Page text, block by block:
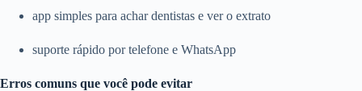
app simples para achar dentistas e ver o extrato
suporte rápido por telefone e WhatsApp
Erros comuns que você pode evitar